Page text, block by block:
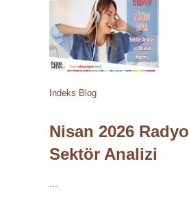
Indeks Blog
Nisan 2026 Radyo
Sektör Analizi